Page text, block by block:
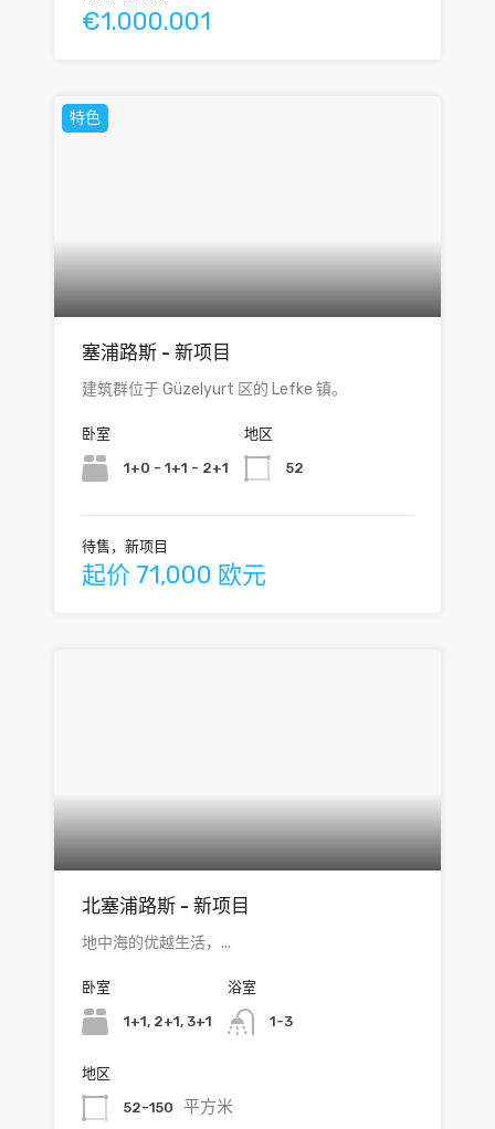
€1.000.001
特色
塞浦路斯 - 新项目
建筑群位于 Güzelyurt 区的 Lefke 镇。
卧室
1+0 - 1+1 - 2+1
地区
52
待售，新项目
起价 71,000 欧元
北塞浦路斯 - 新项目
地中海的优越生活，...
卧室
1+1, 2+1, 3+1
浴室
1-3
地区
52-150 平方米